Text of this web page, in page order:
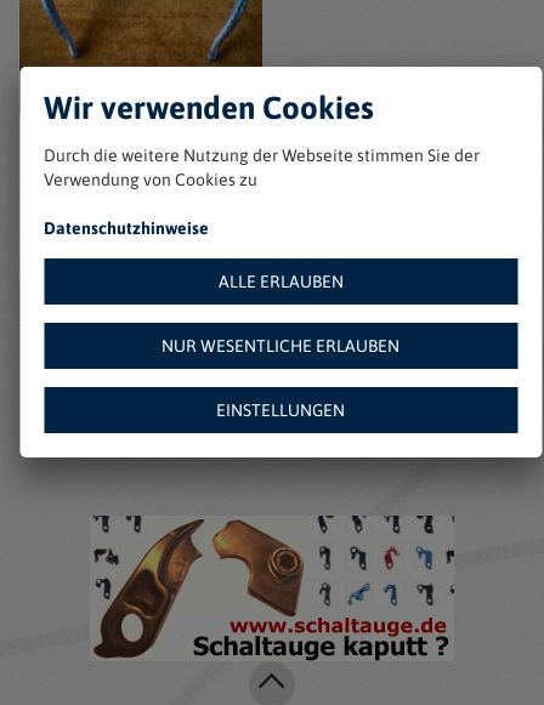
klassische Rennrad
Bremshebel, doppel,
12587 Berlin
€ 20
Weitere Angebote auf
Amazon:
Wir verwenden Cookies
Durch die weitere Nutzung der Webseite stimmen Sie der
Verwendung von Cookies zu
Datenschutzhinweise
ALLE ERLAUBEN
NUR WESENTLICHE ERLAUBEN
EINSTELLUNGEN